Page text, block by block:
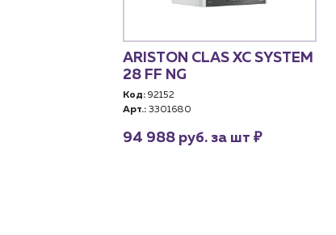
ARISTON CLAS XC SYSTEM
28 FF NG
Код: 92152
Арт.: 3301680
94 988 руб. за шт ₽